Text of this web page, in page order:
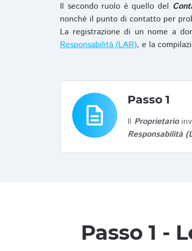
Il secondo ruolo è quello del
nonchè il punto di contatto per
La registrazione di un nome a
Responsabilità (LAR), e la
description
Passo 1
Il Proprietario
Responsabilità
Passo 1 -